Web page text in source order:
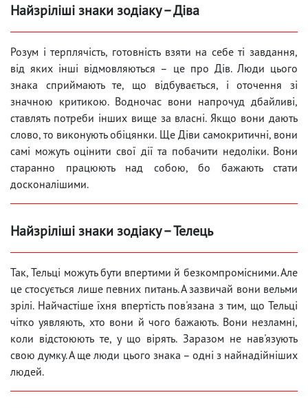
Найзріліші знаки зодіаку – Діва
Розум і терплячість, готовність взяти на себе ті завдання,
від яких інші відмовляються – це про Дів. Люди цього
знака сприймають те, що відбувається, і оточення зі
значною критикою. Водночас вони напрочуд дбайливі,
ставлять потреби інших вище за власні. Якщо вони дають
слово, то виконують обіцянки. Ще Діви самокритичні, вони
самі можуть оцінити свої дії та побачити недоліки. Вони
старанно працюють над собою, бо бажають стати
досконалішими.
Найзріліші знаки зодіаку – Телець
Так, Тельці можуть бути впертими й безкомпромісними. Але
це стосується лише певних питань. А зазвичай вони вельми
зрілі. Найчастіше їхня впертість пов'язана з тим, що Тельці
чітко уявляють, хто вони й чого бажають. Вони незламні,
коли відстоюють те, у що вірять. Заразом не нав'язують
свою думку. А ще люди цього знака – одні з найнадійніших
людей.